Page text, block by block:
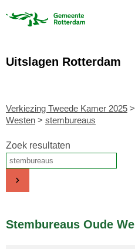
Uitslagen Rotterdam
Verkiezing Tweede Kamer 2025 >
Westen > stembureaus
Zoek resultaten
Stembureaus Oude